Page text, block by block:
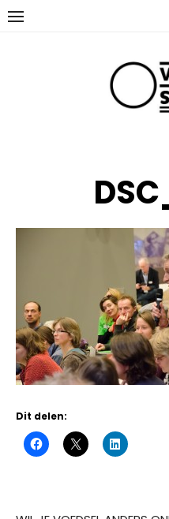
Ga
naar
Dit delen: